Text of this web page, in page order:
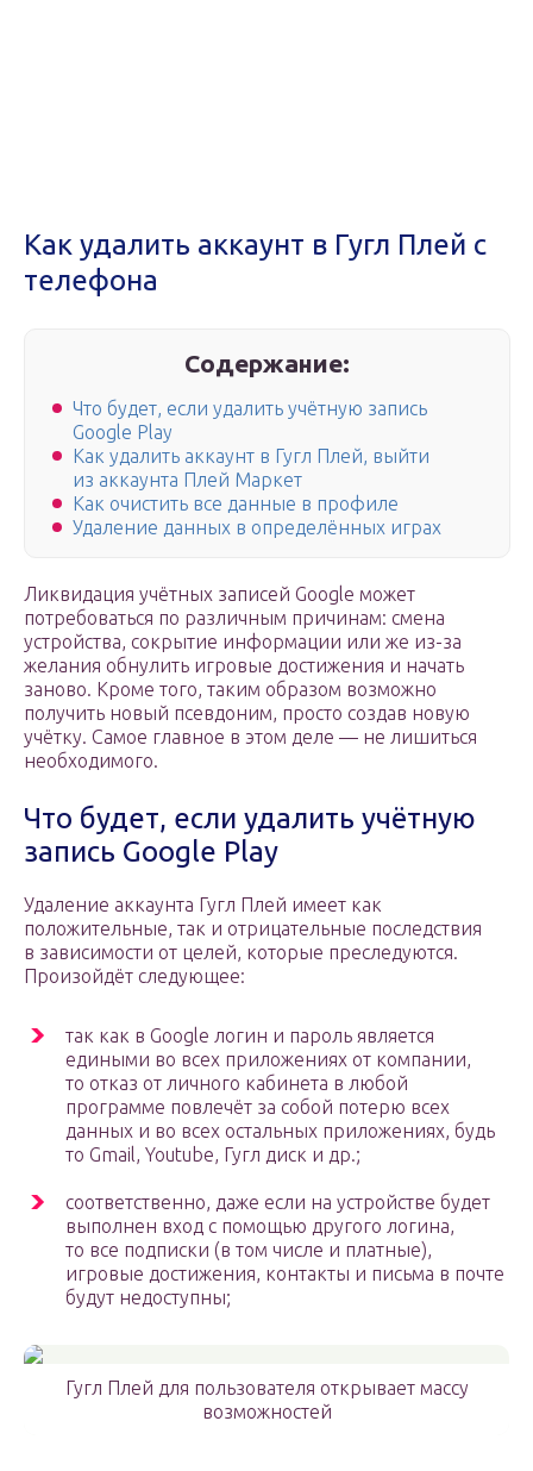
Как удалить аккаунт в Гугл Плей с
телефона
Содержание:
Что будет, если удалить учётную запись
Google Play
Как удалить аккаунт в Гугл Плей, выйти
из аккаунта Плей Маркет
Как очистить все данные в профиле
Удаление данных в определённых играх
Ликвидация учётных записей Google может
потребоваться по различным причинам: смена
устройства, сокрытие информации или же из-за
желания обнулить игровые достижения и начать
заново. Кроме того, таким образом возможно
получить новый псевдоним, просто создав новую
учётку. Самое главное в этом деле — не лишиться
необходимого.
Что будет, если удалить учётную
запись Google Play
Удаление аккаунта Гугл Плей имеет как
положительные, так и отрицательные последствия
в зависимости от целей, которые преследуются.
Произойдёт следующее:
так как в Google логин и пароль является
едиными во всех приложениях от компании,
то отказ от личного кабинета в любой
программе повлечёт за собой потерю всех
данных и во всех остальных приложениях, будь
то Gmail, Youtube, Гугл диск и др.;
соответственно, даже если на устройстве будет
выполнен вход с помощью другого логина,
то все подписки (в том числе и платные),
игровые достижения, контакты и письма в почте
будут недоступны;
Гугл Плей для пользователя открывает массу
возможностей